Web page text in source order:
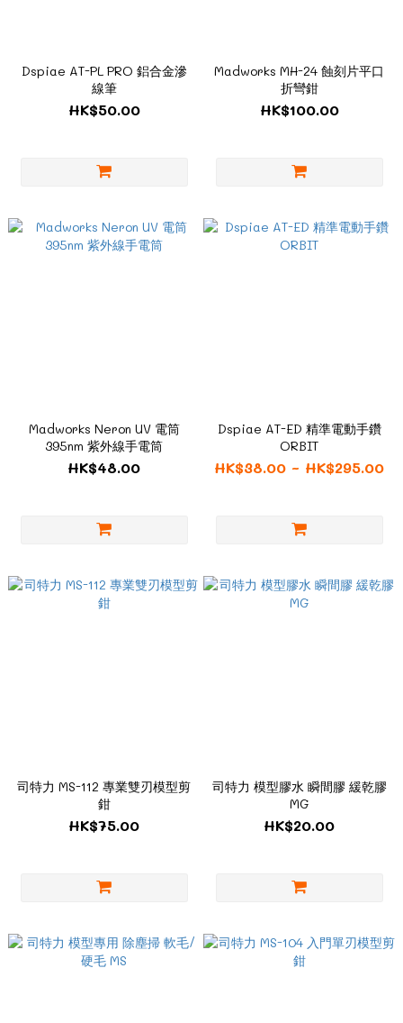
Dspiae AT-PL PRO 鋁合金滲
線筆
HK$50.00
Madworks MH-24 蝕刻片平口
折彎鉗
HK$100.00
Madworks Neron UV 電筒
395nm 紫外線手電筒
HK$48.00
Dspiae AT-ED 精準電動手鑽
ORBIT
HK$38.00 ~ HK$295.00
司特力 MS-112 專業雙刃模型剪
鉗
HK$75.00
司特力 模型膠水 瞬間膠 緩乾膠
MG
HK$20.00